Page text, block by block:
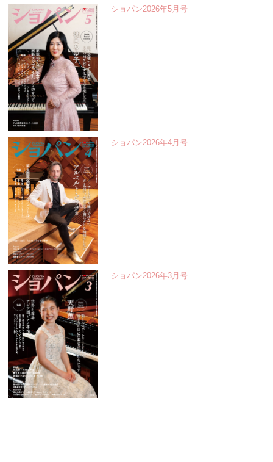
ショパン2026年5月号
ショパン2026年4月号
ショパン2026年3月号